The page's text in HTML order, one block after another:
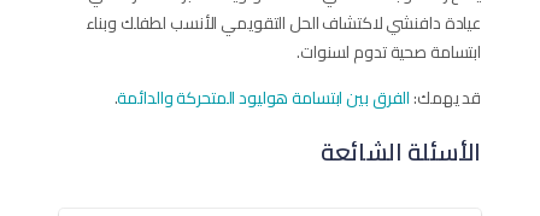
عيادة دافنشي لاكتشاف الحل التقويمي الأنسب لطفلك وبناء
ابتسامة صحية تدوم لسنوات.
قد يهمك:الفرق بين ابتسامة هوليود المتحركة والدائمة.
الأسئلة الشائعة